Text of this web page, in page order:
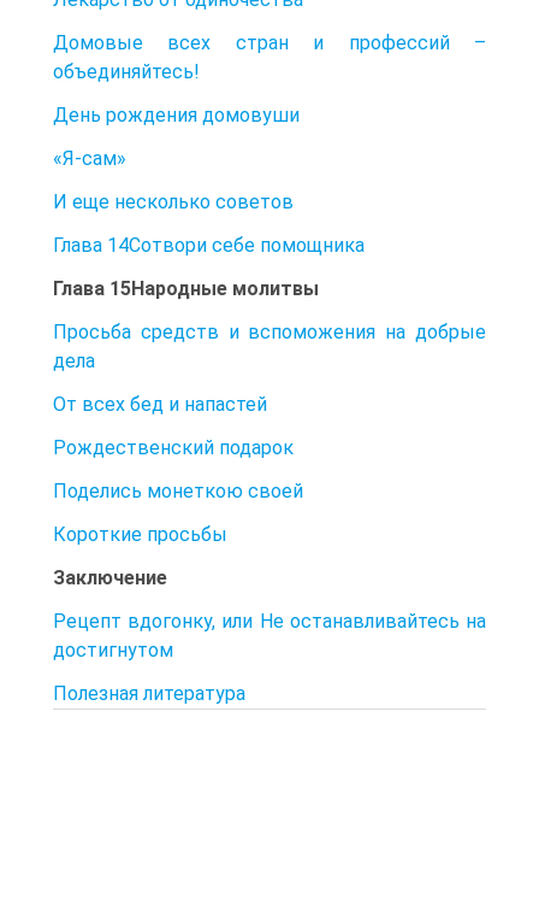
Домовые всех стран и профессий –
объединяйтесь!
День рождения домовуши
«Я-сам»
И еще несколько советов
Глава 14Сотвори себе помощника
Глава 15Народные молитвы
Просьба средств и вспоможения на добрые
дела
От всех бед и напастей
Рождественский подарок
Поделись монеткою своей
Короткие просьбы
Заключение
Рецепт вдогонку, или Не останавливайтесь на
достигнутом
Полезная литература